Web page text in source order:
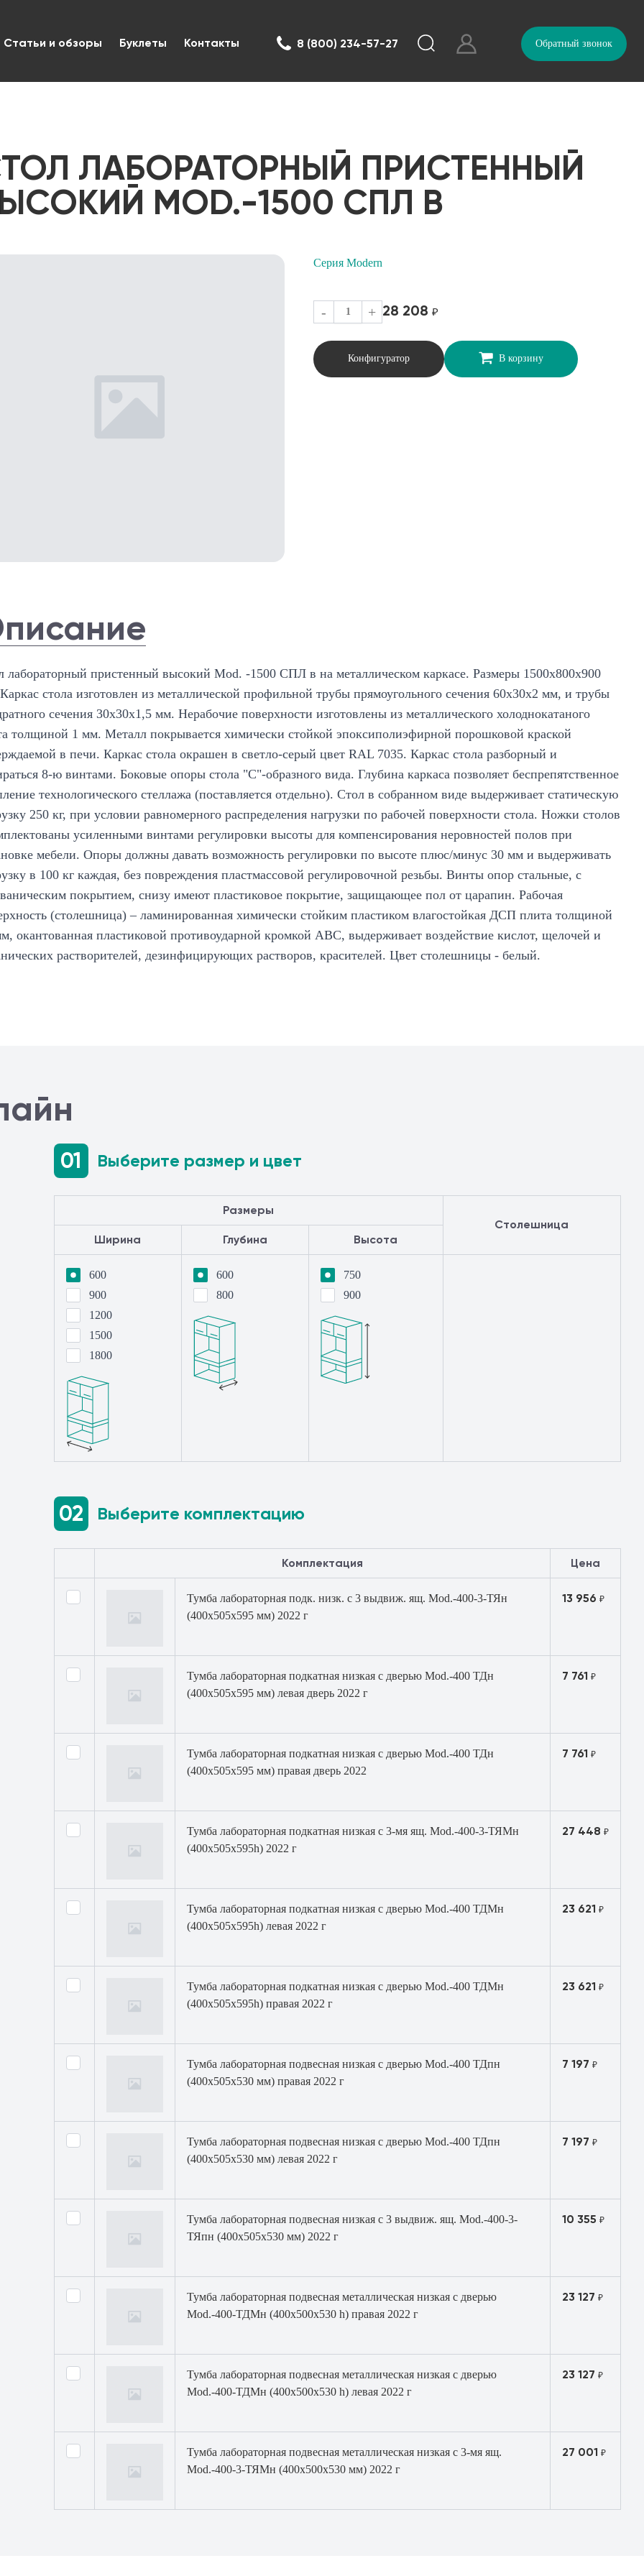
Статьи и обзоры Буклеты Контакты 8 (800) 234-57-27 Обратный звонок
ЛАБОРАТОРНЫЙ ПРИСТЕННЫЙ
MOD.-1500 СПЛ В
Серия Modern
- + 28 208 ₽
Конфигуратор В корзину
лабораторный пристенный высокий Mod. -1500 СПЛ в на металлическом каркасе. Размеры 1500х800х900
стола изготовлен из металлической профильной трубы прямоугольного сечения 60х30х2 мм, и трубы
сечения 30х30х1,5 мм. Нерабочие поверхности изготовлены из металлического холоднокатаного
толщиной 1 мм. Металл покрывается химически стойкой эпоксиполиэфирной порошковой краской
в печи. Каркас стола окрашен в светло-серый цвет RAL 7035. Каркас стола разборный и
8-ю винтами. Боковые опоры стола "С"-образного вида. Глубина каркаса позволяет беспрепятственное
технологического стеллажа (поставляется отдельно). Стол в собранном виде выдерживает статическую
250 кг, при условии равномерного распределения нагрузки по рабочей поверхности стола. Ножки столов
усиленными винтами регулировки высоты для компенсирования неровностей полов при
мебели. Опоры должны давать возможность регулировки по высоте плюс/минус 30 мм и выдерживать
в 100 кг каждая, без повреждения пластмассовой регулировочной резьбы. Винты опор стальные, с
покрытием, снизу имеют пластиковое покрытие, защищающее пол от царапин. Рабочая
(столешница) – ламинированная химически стойким пластиком влагостойкая ДСП плита толщиной
окантованная пластиковой противоударной кромкой АВС, выдерживает воздействие кислот, щелочей и
растворителей, дезинфицирующих растворов, красителей. Цвет столешницы - белый.
01 Выберите размер и цвет
Размеры
Столешница
Ширина
Глубина Высота
600
900
1200
1500
1800
600
800
750
900
02 Выберите комплектацию
Комплектация Цена
Тумба лабораторная подк. низк. с 3 выдвиж. ящ. Mod.-400-3-ТЯн
(400х505х595 мм) 2022 г
13 956 ₽
Тумба лабораторная подкатная низкая с дверью Mod.-400 ТДн
(400х505х595 мм) левая дверь 2022 г
7 761 ₽
Тумба лабораторная подкатная низкая с дверью Mod.-400 ТДн
(400х505х595 мм) правая дверь 2022
7 761 ₽
Тумба лабораторная подкатная низкая с 3-мя ящ. Mod.-400-3-ТЯМн
(400х505х595h) 2022 г
27 448 ₽
Тумба лабораторная подкатная низкая с дверью Mod.-400 ТДМн
(400х505х595h) левая 2022 г
23 621 ₽
Тумба лабораторная подкатная низкая с дверью Mod.-400 ТДМн
(400х505х595h) правая 2022 г
23 621 ₽
Тумба лабораторная подвесная низкая с дверью Mod.-400 ТДпн
(400х505х530 мм) правая 2022 г
7 197 ₽
Тумба лабораторная подвесная низкая с дверью Mod.-400 ТДпн
(400х505х530 мм) левая 2022 г
7 197 ₽
Тумба лабораторная подвесная низкая с 3 выдвиж. ящ. Mod.-400-3-
ТЯпн (400х505х530 мм) 2022 г
10 355 ₽
Тумба лабораторная подвесная металлическая низкая с дверью
Mod.-400-ТДМн (400х500х530 h) правая 2022 г
23 127 ₽
Тумба лабораторная подвесная металлическая низкая с дверью
Mod.-400-ТДМн (400х500х530 h) левая 2022 г
23 127 ₽
Тумба лабораторная подвесная металлическая низкая с 3-мя ящ.
Mod.-400-3-ТЯМн (400х500х530 мм) 2022 г
27 001 ₽